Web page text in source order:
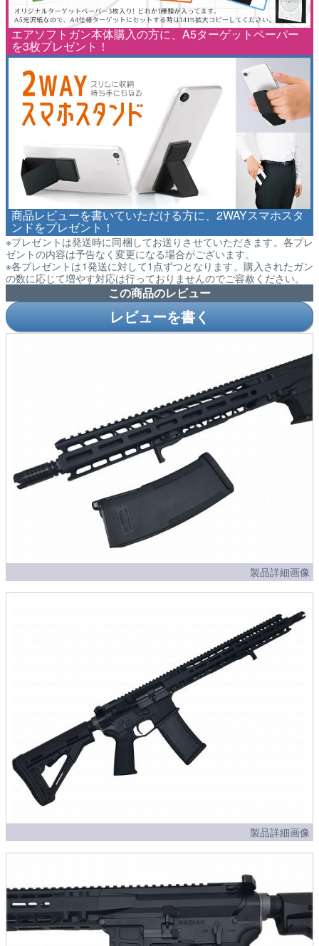
エアソフトガン本体購入の方に、A5ターゲットペーパー
を3枚プレゼント！
商品レビューを書いていただける方に、2WAYスマホスタ
ンドをプレゼント！
※プレゼントは発送時に同梱してお送りさせていただきます。各プレ
ゼントの内容は予告なく変更になる場合がございます。
※各プレゼントは1発送に対して1点ずつとなります。購入されたガン
の数に応じて増やす対応は行っておりませんのでご容赦ください。
この商品のレビュー
レビューを書く
製品詳細画像
製品詳細画像